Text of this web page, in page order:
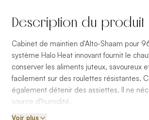
Description du produit
Cabinet de maintien d'Alto-Shaam pour
système Halo Heat innovant fournit le
conserver les aliments juteux, savoureux
facilement sur des ​​roulettes résistantes.
également détenir des assiettes. Il ne
source d'humidité.
Voir plus